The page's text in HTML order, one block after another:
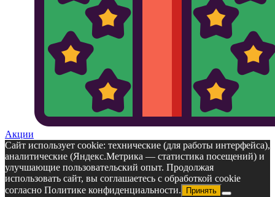
Акции
Сайт использует cookie: технические (для работы интерфейса),
аналитические (Яндекс.Метрика — статистика посещений) и
улучшающие пользовательский опыт. Продолжая
использовать сайт, вы соглашаетесь с обработкой cookie
согласно Политике конфиденциальности.
Принять